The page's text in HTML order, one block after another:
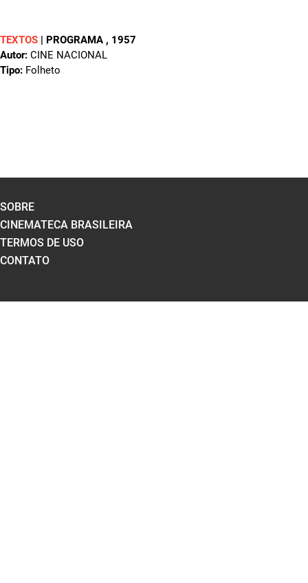
TEXTOS | PROGRAMA , 1957
Autor: CINE NACIONAL
Tipo: Folheto
SOBRE
CINEMATECA BRASILEIRA
TERMOS DE USO
CONTATO